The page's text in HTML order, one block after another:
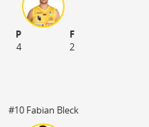
P
F
4
2
#10 Fabian Bleck